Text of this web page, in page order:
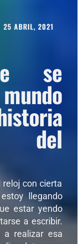
25 ABRIL, 2021
se
del
reloj con cierta
llegando
estar yendo
a escribir.
a realizar esa